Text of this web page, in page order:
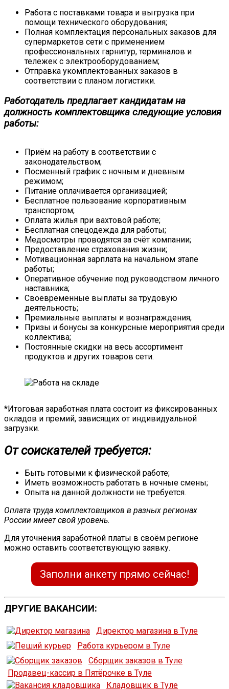
Работа с поставками товара и выгрузка при
помощи технического оборудования;
Полная комплектация персональных заказов для
супермаркетов сети с применением
профессиональных гарнитур, терминалов и
тележек с электрооборудованием;
Отправка укомплектованных заказов в
соответствии с планом логистики.
Работодатель предлагает кандидатам на
должность комплектовщика следующие условия
работы:
Приём на работу в соответствии с
законодательством;
Посменный график с ночным и дневным
режимом;
Питание оплачивается организацией;
Бесплатное пользование корпоративным
транспортом;
Оплата жилья при вахтовой работе;
Бесплатная спецодежда для работы;
Медосмотры проводятся за счёт компании;
Предоставление страхования жизни;
Мотивационная зарплата на начальном этапе
работы;
Оперативное обучение под руководством личного
наставника;
Своевременные выплаты за трудовую
деятельность;
Премиальные выплаты и вознаграждения;
Призы и бонусы за конкурсные мероприятия среди
коллектива;
Постоянные скидки на весь ассортимент
продуктов и других товаров сети.
*Итоговая заработная плата состоит из фиксированных
окладов и премий, зависящих от индивидуальной
загрузки.
От соискателей требуется:
Быть готовыми к физической работе;
Иметь возможность работать в ночные смены;
Опыта на данной должности не требуется.
Оплата труда комплектовщиков в разных регионах
России имеет свой уровень.
Для уточнения заработной платы в своём регионе
можно оставить соответствующую заявку.
Заполни анкету прямо сейчас!
ДРУГИЕ ВАКАНСИИ:
Директор магазина в Туле
Работа курьером в Туле
Сборщик заказов в Туле
Продавец-кассир в Пятёрочке в Туле
Кладовщик в Туле